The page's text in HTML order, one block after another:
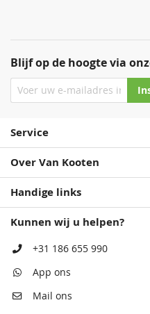
Blijf op de hoogte via
Service
Over Van Kooten
Handige links
Kunnen wij u helpen?
+31 186 655 990
App ons
Mail ons